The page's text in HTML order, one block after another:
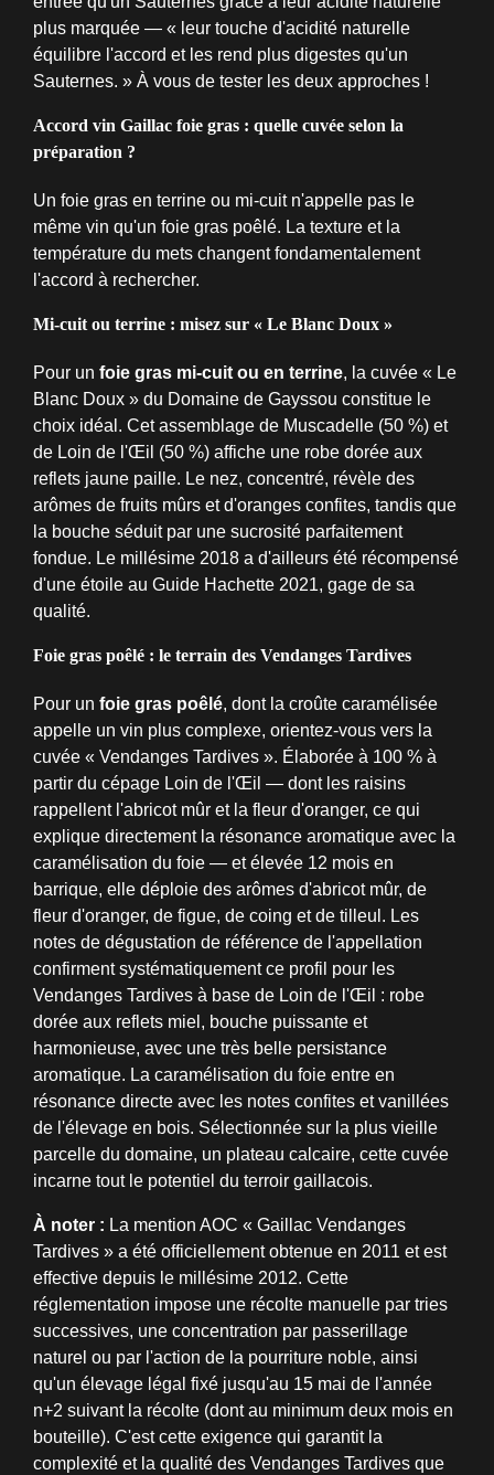
plus marquée — « leur touche d'acidité naturelle
équilibre l'accord et les rend plus digestes qu'un
Sauternes. » À vous de tester les deux approches !
Accord vin Gaillac foie gras : quelle cuvée selon la
préparation ?
Un foie gras en terrine ou mi-cuit n'appelle pas le
même vin qu'un foie gras poêlé. La texture et la
température du mets changent fondamentalement
l'accord à rechercher.
Mi-cuit ou terrine : misez sur « Le Blanc Doux »
Pour un foie gras mi-cuit ou en terrine, la cuvée « Le
Blanc Doux » du Domaine de Gayssou constitue le
choix idéal. Cet assemblage de Muscadelle (50 %) et
de Loin de l'Œil (50 %) affiche une robe dorée aux
reflets jaune paille. Le nez, concentré, révèle des
arômes de fruits mûrs et d'oranges confites, tandis que
la bouche séduit par une sucrosité parfaitement
fondue. Le millésime 2018 a d'ailleurs été récompensé
d'une étoile au Guide Hachette 2021, gage de sa
qualité.
Foie gras poêlé : le terrain des Vendanges Tardives
Pour un foie gras poêlé, dont la croûte caramélisée
appelle un vin plus complexe, orientez-vous vers la
cuvée « Vendanges Tardives ». Élaborée à 100 % à
partir du cépage Loin de l'Œil — dont les raisins
rappellent l'abricot mûr et la fleur d'oranger, ce qui
explique directement la résonance aromatique avec la
caramélisation du foie — et élevée 12 mois en
barrique, elle déploie des arômes d'abricot mûr, de
fleur d'oranger, de figue, de coing et de tilleul. Les
notes de dégustation de référence de l'appellation
confirment systématiquement ce profil pour les
Vendanges Tardives à base de Loin de l'Œil : robe
dorée aux reflets miel, bouche puissante et
harmonieuse, avec une très belle persistance
aromatique. La caramélisation du foie entre en
résonance directe avec les notes confites et vanillées
de l'élevage en bois. Sélectionnée sur la plus vieille
parcelle du domaine, un plateau calcaire, cette cuvée
incarne tout le potentiel du terroir gaillacois.
À noter : La mention AOC « Gaillac Vendanges
Tardives » a été officiellement obtenue en 2011 et est
effective depuis le millésime 2012. Cette
réglementation impose une récolte manuelle par tries
successives, une concentration par passerillage
naturel ou par l'action de la pourriture noble, ainsi
qu'un élevage légal fixé jusqu'au 15 mai de l'année
n+2 suivant la récolte (dont au minimum deux mois en
bouteille). C'est cette exigence qui garantit la
complexité et la qualité des Vendanges Tardives que